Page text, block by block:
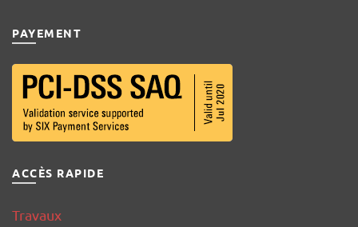
PAYEMENT
ACCÈS RAPIDE
Travaux